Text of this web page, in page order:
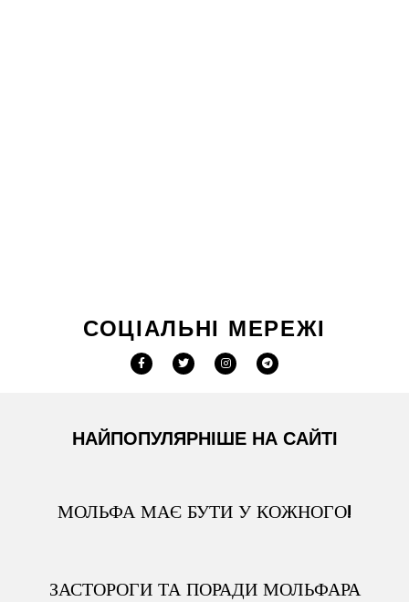
СОЦІАЛЬНІ МЕРЕЖІ
НАЙПОПУЛЯРНІШЕ НА САЙТІ
МОЛЬФА МАЄ БУТИ У КОЖНОГО!
ЗАСТОРОГИ ТА ПОРАДИ МОЛЬФАРА